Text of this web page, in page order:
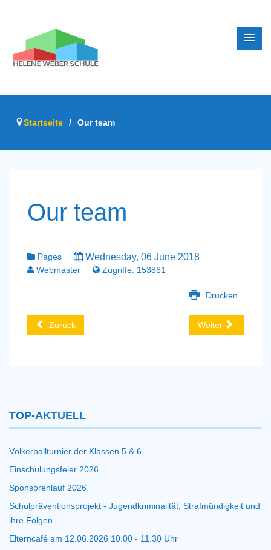
Startseite / Our team
Our team
Pages Wednesday, 06 June 2018
Webmaster Zugriffe: 153861
Drucken
Zurück Weiter
TOP-AKTUELL
Völkerballturnier der Klassen 5 & 6
Einschulungsfeier 2026
Sponsorenlauf 2026
Schulpräventionsprojekt - Jugendkriminalität, Strafmündigkeit und
ihre Folgen
Elterncafé am 12.06.2026 10.00 - 11.30 Uhr